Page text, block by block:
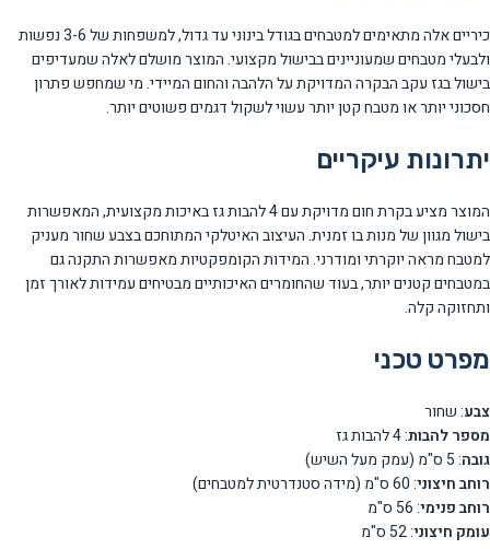
כיריים אלה מתאימים למטבחים בגודל בינוני עד גדול, למשפחות של 3-6 נפשות
ולבעלי מטבחים שמעוניינים בבישול מקצועי. המוצר מושלם לאלה שמעדיפים
בישול בגז עקב הבקרה המדויקת על הלהבה והחום המיידי. מי שמחפש פתרון
חסכוני יותר או מטבח קטן יותר עשוי לשקול דגמים פשוטים יותר.
יתרונות עיקריים
המוצר מציע בקרת חום מדויקת עם 4 להבות גז באיכות מקצועית, המאפשרות
בישול מגוון של מנות בו זמנית. העיצוב האיטלקי המתוחכם בצבע שחור מעניק
למטבח מראה יוקרתי ומודרני. המידות הקומפקטיות מאפשרות התקנה גם
במטבחים קטנים יותר, בעוד שהחומרים האיכותיים מבטיחים עמידות לאורך זמן
ותחזוקה קלה.
מפרט טכני
צבע: שחור
מספר להבות: 4 להבות גז
גובה: 5 ס"מ (עמק מעל השיש)
רוחב חיצוני: 60 ס"מ (מידה סטנדרטית למטבחים)
רוחב פנימי: 56 ס"מ
עומק חיצוני: 52 ס"מ